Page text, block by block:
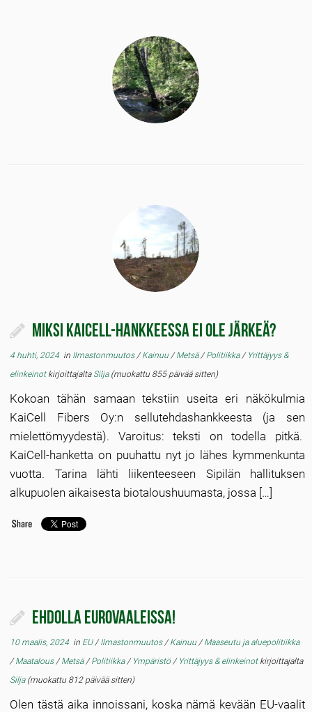
Miksi KaiCell-hankkeessa ei ole järkeä?
4 huhti, 2024in Ilmastonmuutos/Kainuu/Metsä/Politiikka/ Yrittäjyys &
elinkeinot kirjoittajalta Silja(muokattu 855 päivää sitten)
Kokoan tähän samaan tekstiin useita eri näkökulmia
KaiCell Fibers Oy:n sellutehdashankkeesta (ja sen
mielettömyydestä). Varoitus: teksti on todella pitkä.
KaiCell-hanketta on puuhattu nyt jo lähes kymmenkunta
vuotta. Tarina lähti liikenteeseen Sipilän hallituksen
alkupuolen aikaisesta biotaloushuumasta, jossa […]
Ehdolla eurovaaleissa!
10 maalis, 2024in EU/Ilmastonmuutos/Kainuu/Maaseutu ja aluepolitiikka
/Maatalous/Metsä/Politiikka/ Ympäristö/ Yrittäjyys & elinkeinot kirjoittajalta
Silja(muokattu 812 päivää sitten)
Olen tästä aika innoissani, koska nämä kevään EU-vaalit